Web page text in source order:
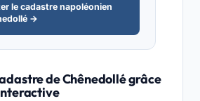
le cadastre napoléonien
→
de Chênedollé grâce